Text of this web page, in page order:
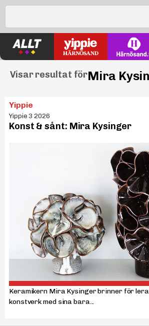
Visar resultat förMira
Yippie
Yippie 3 2026
Konst & sånt: Mira Kysinger
Keramikern Mira Kysinger brinner för
konstverk med sina bara...